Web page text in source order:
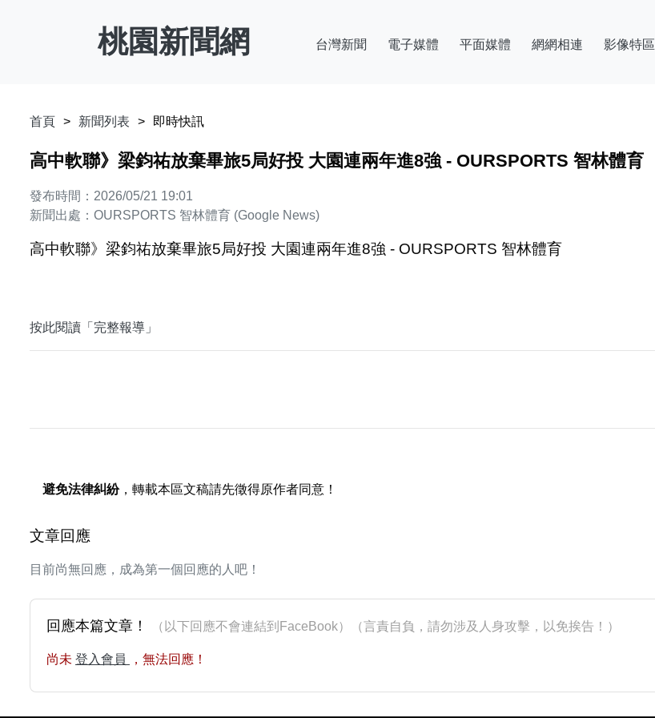
桃園新聞網 台灣新聞 電子媒體 平面媒體 網網相連 影像特區
首頁 新聞列表 即時快訊
高中軟聯》梁鈞祐放棄畢旅5局好投 大園連兩年進8強 - OURSPORTS 智林體育
發布時間：2026/05/21 19:01
新聞出處：OURSPORTS 智林體育 (Google News)
高中軟聯》梁鈞祐放棄畢旅5局好投 大園連兩年進8強 - OURSPORTS 智林體育
按此閱讀「完整報導」
避免法律糾紛，轉載本區文稿請先徵得原作者同意！
文章回應
目前尚無回應，成為第一個回應的人吧！
回應本篇文章！ （以下回應不會連結到FaceBook）（言責自負，請勿涉及人身攻擊，以免挨告！）
尚未 登入會員 ，無法回應！